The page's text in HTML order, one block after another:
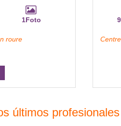
1Foto
roure
últimos